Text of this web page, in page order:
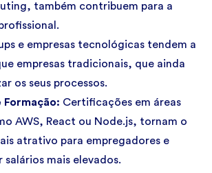
, também contribuem para a
e empresas tecnológicas tendem a
empresas tradicionais, que ainda
os seus processos.
Certificações em áreas
AWS, React ou Node.js, tornam o
atrativo para empregadores e
mais elevados.